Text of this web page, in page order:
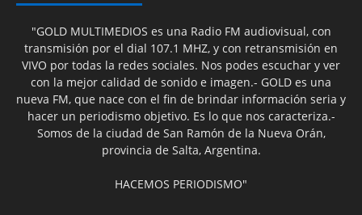
"GOLD MULTIMEDIOS es una Radio FM audiovisual, con
transmisión por el dial 107.1 MHZ, y con retransmisión en
VIVO por todas la redes sociales. Nos podes escuchar y ver
con la mejor calidad de sonido e imagen.- GOLD es una
nueva FM, que nace con el fin de brindar información seria y
hacer un periodismo objetivo. Es lo que nos caracteriza.-
Somos de la ciudad de San Ramón de la Nueva Orán,
provincia de Salta, Argentina.
HACEMOS PERIODISMO"